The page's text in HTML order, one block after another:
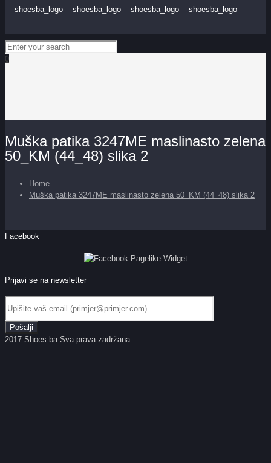
0
Muška patika 3247ME maslinasto zelena
50_KM (44_48) slika 2
Home
Muška patika 3247ME maslinasto zelena 50_KM (44_48) slika 2
Facebook
Prijavi se na newsletter
2017 Shoes.ba Sva prava zadržana.